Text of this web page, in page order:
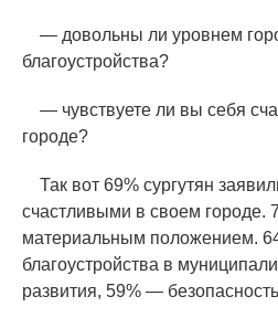
— довольны ли уровнем
благоустройства?
— чувствуете ли вы себя
городе?
Так вот 69% сургутян
счастливыми в своем городе.
материальным положением.
благоустройства в
развития, 59% —